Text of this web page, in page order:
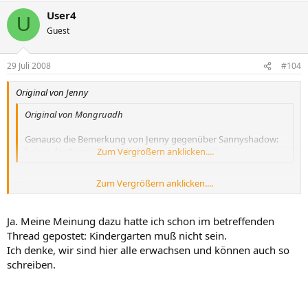
U User4
Guest
29 Juli 2008 #104
Original von Jenny
Original von Mongruadh
Genauso die Bemerkung von Jenny gegenüber Sannyshadow:
keiner der Teamies verteilt dort ne gelbe Karte?
Zum Vergrößern anklicken....
Ähm meintest du mich?Zum Vergrößern anklicken....
Ja. Meine Meinung dazu hatte ich schon im betreffenden
Thread gepostet: Kindergarten muß nicht sein.
Ich denke, wir sind hier alle erwachsen und können auch so
schreiben.